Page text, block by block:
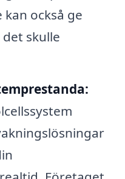
kan också ge
skulle